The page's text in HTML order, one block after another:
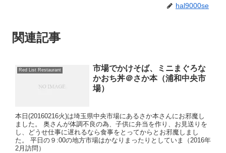
hal9000se
関連記事
Red List Restaurant
市場でかけそば、ミニまぐろな
かおち丼＠さか本（浦和中央市
場）
本日(20160216火)は埼玉県中央市場にあるさか本さんにお邪魔し
ました。 奥さんが体調不良の為、子供に弁当を作り、お見送りを
し、どうせ仕事に遅れるなら食事をとってからとお邪魔しまし
た。 平日の９:00の地方市場はかなりまったりとしていま（2016年
2月訪問）